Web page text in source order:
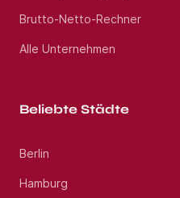
Brutto-Netto-Rechner
Alle Unternehmen
Beliebte Städte
Berlin
Hamburg